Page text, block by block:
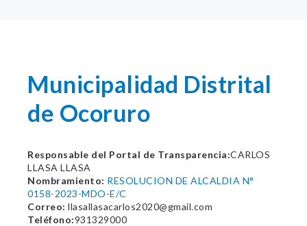
Municipalidad Distrital
de Ocoruro
Responsable del Portal de Transparencia:CARLOS
LLASA LLASA
Nombramiento: RESOLUCION DE ALCALDIA N°
0158-2023-MDO-E/C
Correo: llasallasacarlos2020@gmail.com
Teléfono:931329000